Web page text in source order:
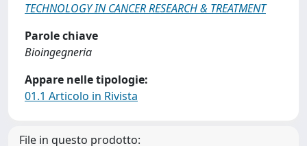
TECHNOLOGY IN CANCER RESEARCH & TREATMENT
Parole chiave
Bioingegneria
Appare nelle tipologie:
01.1 Articolo in Rivista
File in questo prodotto: